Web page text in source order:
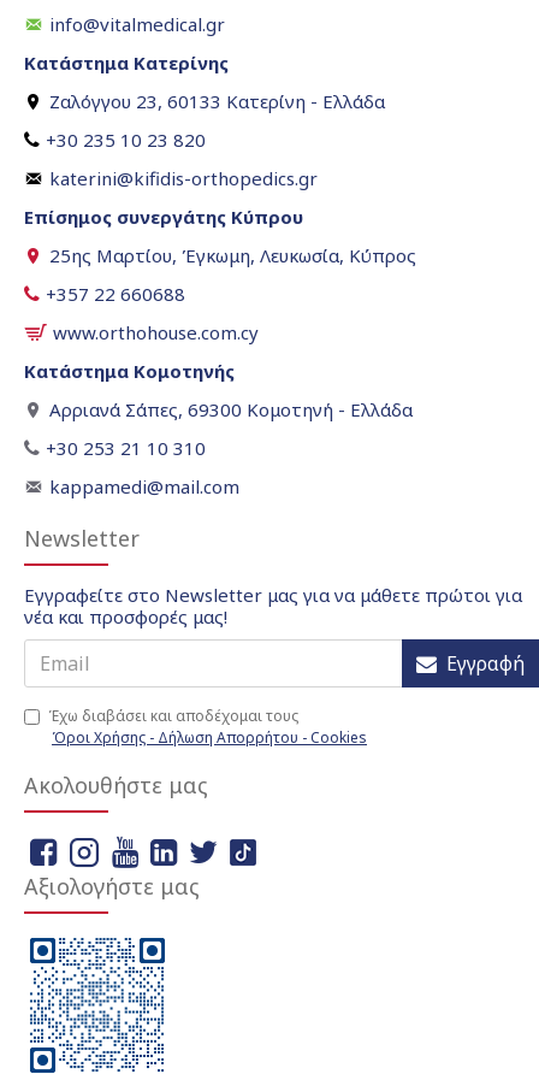
info@vitalmedical.gr
Κατάστημα Κατερίνης
Ζαλόγγου 23, 60133 Κατερίνη - Ελλάδα
+30 235 10 23 820
katerini@kifidis-orthopedics.gr
Επίσημος συνεργάτης Κύπρου
25ης Μαρτίου, Έγκωμη, Λευκωσία, Κύπρος
+357 22 660688
www.orthohouse.com.cy
Κατάστημα Κομοτηνής
Αρριανά Σάπες, 69300 Κομοτηνή - Ελλάδα
+30 253 21 10 310
kappamedi@mail.com
Newsletter
Εγγραφείτε στο Newsletter μας για να μάθετε πρώτοι για
νέα και προσφορές μας!
Εγγραφή
Έχω διαβάσει και αποδέχομαι τους
Όροι Χρήσης - Δήλωση Απορρήτου - Cookies
Ακολουθήστε μας
Αξιολογήστε μας